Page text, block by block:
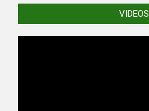
VIDEOS